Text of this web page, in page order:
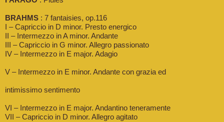
BRAHMS : 7 fantaisies, op.116
I – Capriccio in D minor. Presto energico
II – Intermezzo in A minor. Andante
III – Capriccio in G minor. Allegro passionato
IV – Intermezzo in E major. Adagio
V – Intermezzo in E minor. Andante con grazia ed
intimissimo sentimento
VI – Intermezzo in E major. Andantino teneramente
VII – Capriccio in D minor. Allegro agitato